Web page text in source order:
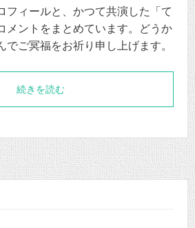
フィールと、かつて共演した「て
メントをまとめています。どうか
でご冥福をお祈り申し上げます。
続きを読む